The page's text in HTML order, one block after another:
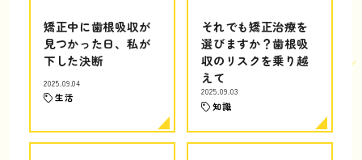
矯正中に歯根吸収が
見つかった日、私が
下した決断
2025.09.04
生活
それでも矯正治療を
選びますか？歯根吸
収のリスクを乗り越
えて
2025.09.03
知識